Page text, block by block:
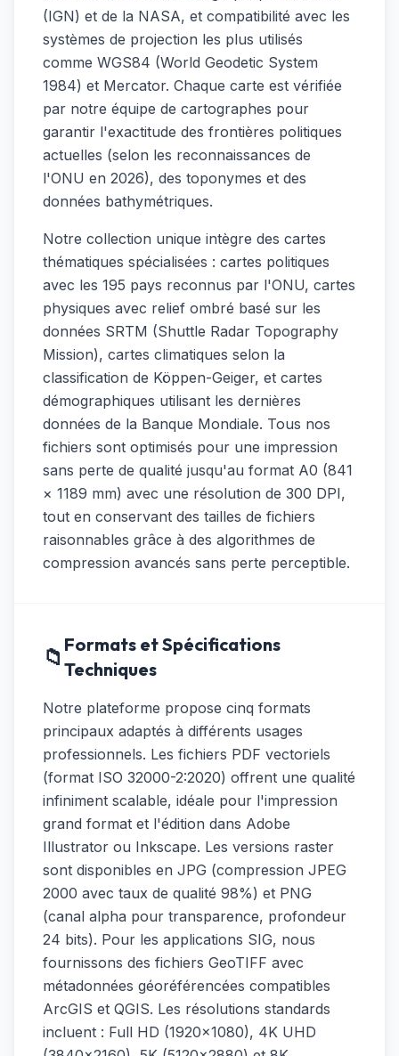
(IGN) et de la NASA, et compatibilité avec les
systèmes de projection les plus utilisés
comme WGS84 (World Geodetic System
1984) et Mercator. Chaque carte est vérifiée
par notre équipe de cartographes pour
garantir l'exactitude des frontières politiques
actuelles (selon les reconnaissances de
l'ONU en 2026), des toponymes et des
données bathymétriques.
Notre collection unique intègre des cartes
thématiques spécialisées : cartes politiques
avec les 195 pays reconnus par l'ONU, cartes
physiques avec relief ombré basé sur les
données SRTM (Shuttle Radar Topography
Mission), cartes climatiques selon la
classification de Köppen-Geiger, et cartes
démographiques utilisant les dernières
données de la Banque Mondiale. Tous nos
fichiers sont optimisés pour une impression
sans perte de qualité jusqu'au format A0 (841
× 1189 mm) avec une résolution de 300 DPI,
tout en conservant des tailles de fichiers
raisonnables grâce à des algorithmes de
compression avancés sans perte perceptible.
📁 Formats et Spécifications
Techniques
Notre plateforme propose cinq formats
principaux adaptés à différents usages
professionnels. Les fichiers PDF vectoriels
(format ISO 32000-2:2020) offrent une qualité
infiniment scalable, idéale pour l'impression
grand format et l'édition dans Adobe
Illustrator ou Inkscape. Les versions raster
sont disponibles en JPG (compression JPEG
2000 avec taux de qualité 98%) et PNG
(canal alpha pour transparence, profondeur
24 bits). Pour les applications SIG, nous
fournissons des fichiers GeoTIFF avec
métadonnées géoréférencées compatibles
ArcGIS et QGIS. Les résolutions standards
incluent : Full HD (1920×1080), 4K UHD